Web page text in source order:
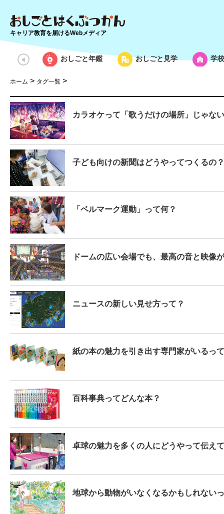
キャリア教育を届けるWebメディア
おしごと年鑑 おしごと見学 学
ホーム > タグ一覧 >
カラオケって「歌うだけの場所」じゃな
子ども向けの新聞はどうやってつくるの？
「ベルマーク運動」って何？
ドームの広い会場でも、最高の音と映像
ニュースの新しい見せ方って？
紙の本の魅力を引き出す専門家がいるっ
百科事典ってどんな本？
卓球の魅力を多くの人にどうやって伝え
地球から動物がいなくなるかもしれない